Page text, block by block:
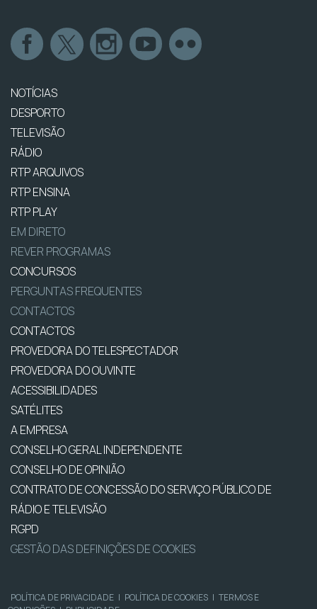
NOTÍCIAS
DESPORTO
TELEVISÃO
RÁDIO
RTP ARQUIVOS
RTP ENSINA
RTP PLAY
EM DIRETO
REVER PROGRAMAS
CONCURSOS
PERGUNTAS FREQUENTES
CONTACTOS
CONTACTOS
PROVEDORA DO TELESPECTADOR
PROVEDORA DO OUVINTE
ACESSIBILIDADES
SATÉLITES
A EMPRESA
CONSELHO GERAL INDEPENDENTE
CONSELHO DE OPINIÃO
CONTRATO DE CONCESSÃO DO SERVIÇO PÚBLICO DE
RÁDIO E TELEVISÃO
RGPD
GESTÃO DAS DEFINIÇÕES DE COOKIES
POLÍTICA DE PRIVACIDADE | POLÍTICA DE COOKIES | TERMOS E